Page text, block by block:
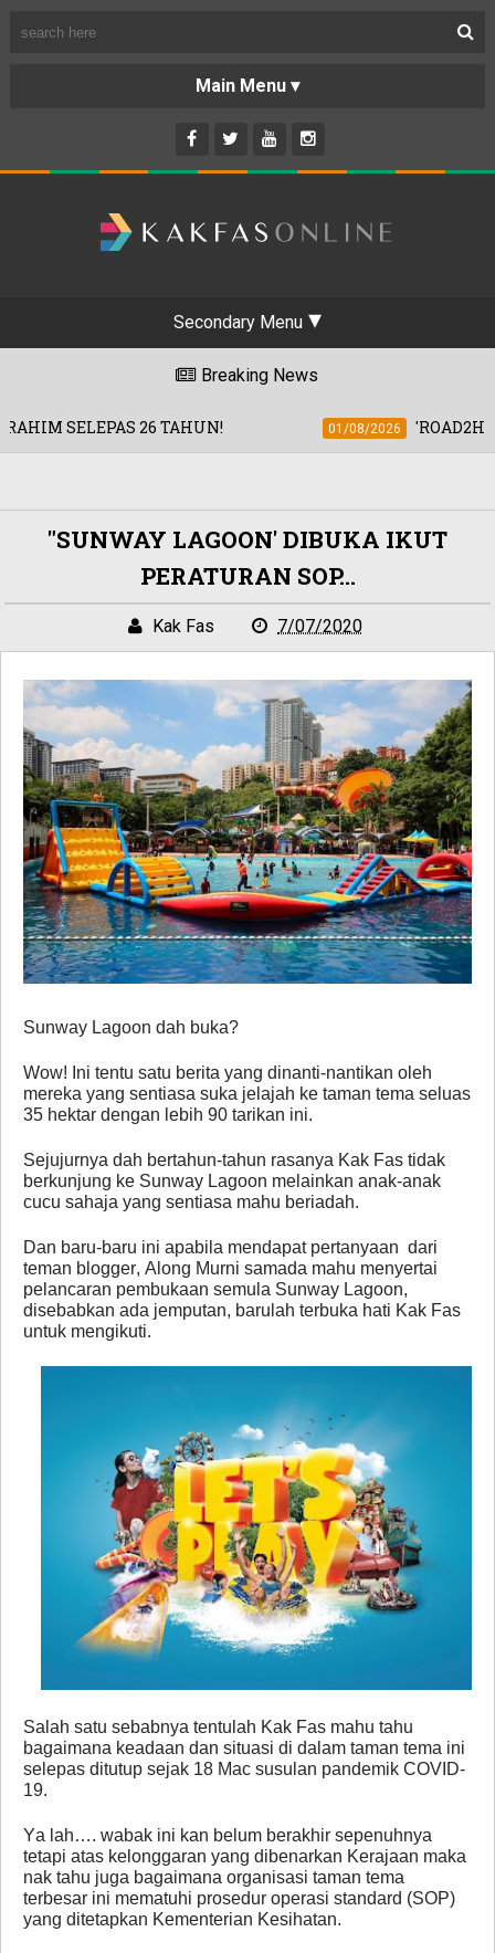
Secondary Menu
Breaking News
01/08/2026 'ROAD2HARAMAIN' SASAR
"SUNWAY LAGOON' DIBUKA IKUT
PERATURAN SOP...
Kak Fas 7/07/2020
Sunway Lagoon dah buka?
Wow! Ini tentu satu berita yang dinanti-nantikan oleh
mereka yang sentiasa suka jelajah ke taman tema seluas
35 hektar dengan lebih 90 tarikan ini.
Sejujurnya dah bertahun-tahun rasanya Kak Fas tidak
berkunjung ke Sunway Lagoon melainkan anak-anak
cucu sahaja yang sentiasa mahu beriadah.
Dan baru-baru ini apabila mendapat pertanyaan dari
teman blogger, Along Murni samada mahu menyertai
pelancaran pembukaan semula Sunway Lagoon,
disebabkan ada jemputan, barulah terbuka hati Kak Fas
untuk mengikuti.
Salah satu sebabnya tentulah Kak Fas mahu tahu
bagaimana keadaan dan situasi di dalam taman tema ini
selepas ditutup sejak 18 Mac susulan pandemik COVID-
19.
Ya lah…. wabak ini kan belum berakhir sepenuhnya
tetapi atas kelonggaran yang dibenarkan Kerajaan maka
nak tahu juga bagaimana organisasi taman tema
terbesar ini mematuhi prosedur operasi standard (SOP)
yang ditetapkan Kementerian Kesihatan.